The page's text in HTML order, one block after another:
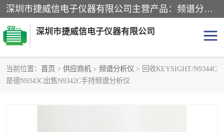
深圳市捷威信电子仪器有限公司主营产品：频谱分析仪.信号发生器.网络分析仪.音频分析仪，示波器，电源，音频分析仪。综合测试仪。蓝牙测试仪等
深圳市捷威信电子仪器有限公司
当前位置： 首页 > 供应商机 > 频谱分析仪 > 回收KEYSIGHT/N9344C
是德N9343C出售N9342C手持频谱分析仪
探头 频谱分析仪